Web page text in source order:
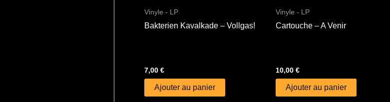
Vinyle - LP
Bakterien Kavalkade – Vollgas!
7,00 €
Ajouter au panier
Vinyle - LP
Cartouche – A Venir
10,00€
Ajouter au panier